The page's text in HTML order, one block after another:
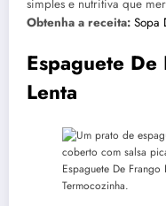
simples e nutritiva que
Obtenha a receita: Sopa
Espaguete De
Lenta
Espaguete De
Termocozinha.